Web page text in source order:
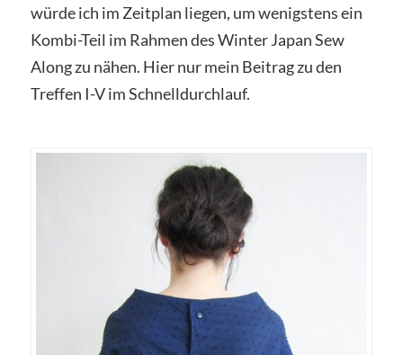
würde ich im Zeitplan liegen, um wenigstens ein
Kombi-Teil im Rahmen des Winter Japan Sew
Along zu nähen. Hier nur mein Beitrag zu den
Treffen I-V im Schnelldurchlauf.